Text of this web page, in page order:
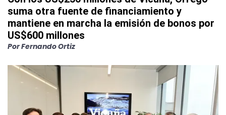
suma otra fuente de financiamiento y
mantiene en marcha la emisión de bonos por
US$600 millones
PorFernando Ortiz